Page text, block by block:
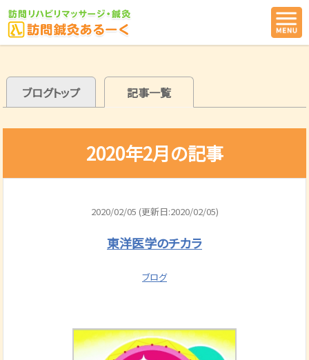
ブログトップ 記事一覧
2020年2月の記事
2020/02/05 (更新日:2020/02/05)
東洋医学のチカラ
ブログ